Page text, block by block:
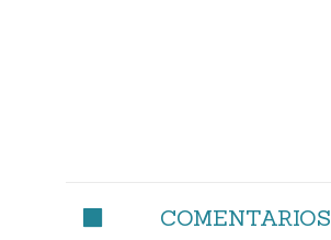
COMENTARIOS